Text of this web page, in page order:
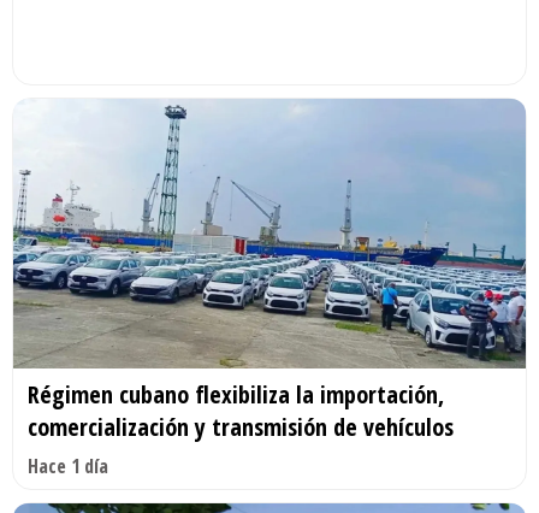
Régimen cubano flexibiliza la importación,
comercialización y transmisión de vehículos
Hace 1 día